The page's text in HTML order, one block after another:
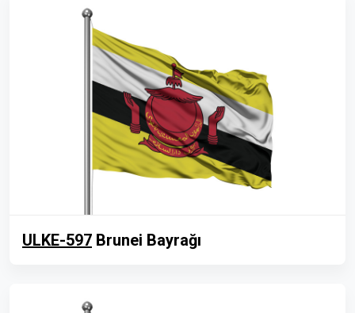
ULKE-597 Brunei Bayrağı